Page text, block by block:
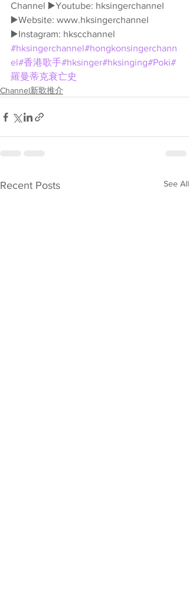
Channel ▶️Youtube: hksingerchannel
▶️Website: www.hksingerchannel
▶️Instagram: hkscchannel
#hksingerchannel#hongkonsingerchann
el#香港歌手#hksinger#hksinging#Poki#
羅曼蒂克衰亡史
Channel新歌推介
Recent Posts See All